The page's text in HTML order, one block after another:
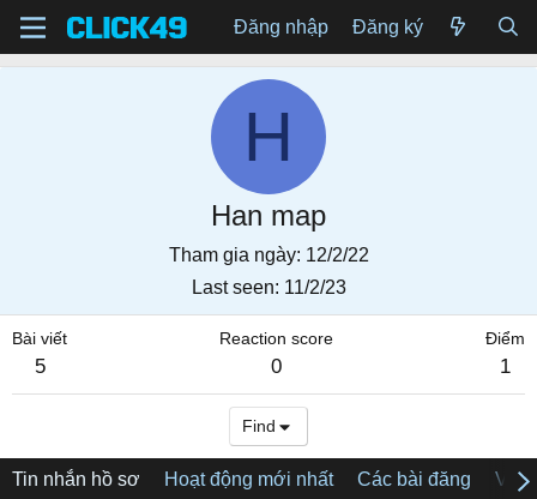
Đăng nhập Đăng ký
H
Han map
Tham gia ngày 12/2/22
Last seen 11/2/23
Bài viết
5
Reaction score
0
Điểm
1
Find
Tin nhắn hồ sơ Hoạt động mới nhất Các bài đăng Về